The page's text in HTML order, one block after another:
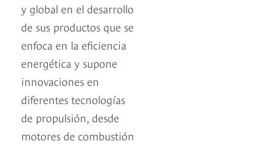
y global en el desarrollo
de sus productos que se
enfoca en la eficiencia
energética y supone
innovaciones en
diferentes tecnologías
de propulsión, desde
motores de combustión